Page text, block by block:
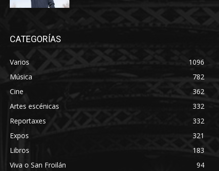
CATEGORÍAS
Varios
1096
Música
782
Cine
362
Artes escénicas
332
Reportaxes
332
Expos
321
Libros
183
Viva o San Froilán
94